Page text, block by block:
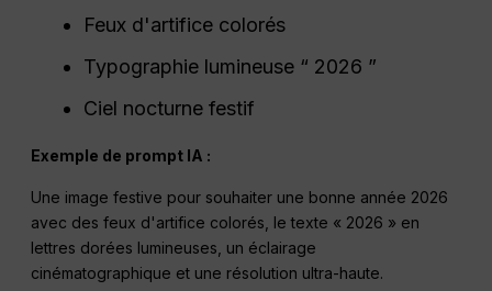
Feux d'artifice colorés
Typographie lumineuse “ 2026 ”
Ciel nocturne festif
Exemple de prompt IA :
Une image festive pour souhaiter une bonne année 2026
avec des feux d'artifice colorés, le texte « 2026 » en
lettres dorées lumineuses, un éclairage
cinématographique et une résolution ultra-haute.